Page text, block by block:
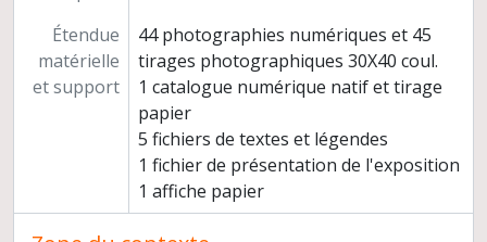
Du sel et des hommes : approches ethnoarchéologiques
La chaîne opératoire funéraire, exemples de gestes et de séquences écrits par les ethnologues et reconstruits par les archéologues
Étendue
matérielle
et support
44 photographies numériques et 45
tirages photographiques 30X40 coul.
1 catalogue numérique natif et tirage
papier
5 fichiers de textes et légendes
1 fichier de présentation de l'exposition
1 affiche papier